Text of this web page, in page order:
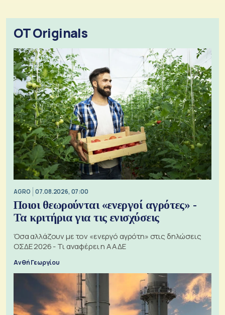
OT Originals
AGRO 07.08.2026, 07:00
Ποιοι θεωρούνται «ενεργοί αγρότες» -
Τα κριτήρια για τις ενισχύσεις
Όσα αλλάζουν με τον «ενεργό αγρότη» στις δηλώσεις
ΟΣΔΕ 2026 - Τι αναφέρει η ΑΑΔΕ
Ανθή Γεωργίου